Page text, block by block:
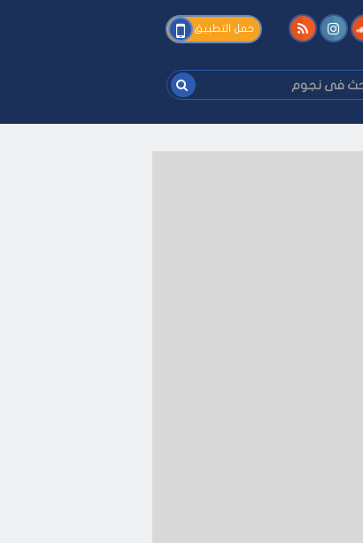
حمل التطبيق
فى